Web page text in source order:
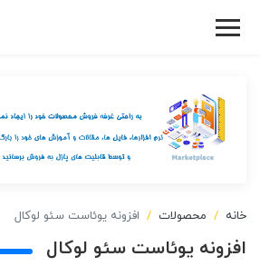
خانه محصولات افزونه یوئاست سئو لوکال
افزونه یوئاست سئو لوکال